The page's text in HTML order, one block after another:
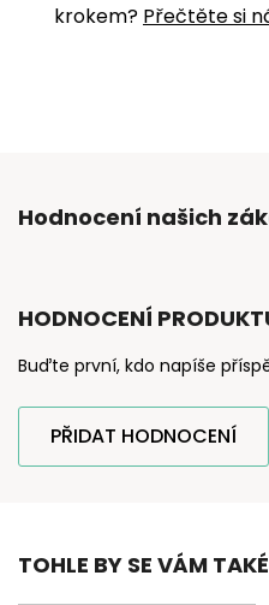
krokem? Přečtěte si
Hodnocení našich
HODNOCENÍ
Buďte první, kdo napíše
PŘIDAT HODNOCENÍ
TOHLE BY SE VÁM